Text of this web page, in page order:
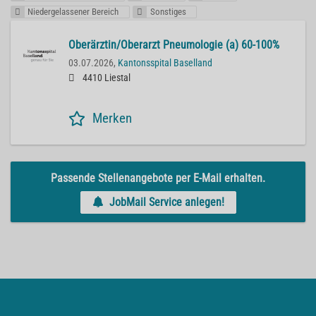
Niedergelassener Bereich Sonstiges
Oberärztin/Oberarzt Pneumologie (a) 60-100%
03.07.2026, Kantonsspital Baselland
4410 Liestal
Merken
Passende Stellenangebote per E-Mail erhalten.
JobMail Service anlegen!